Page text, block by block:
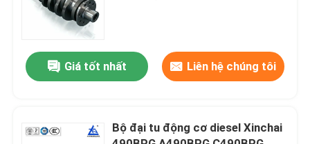
Liên hệ với chúng tôi
Yêu cầu báo giá
Bộ sưu tập khối động cơ và phụ kiện
Giá tốt nhất Liên hệ chúng tôi
Bộ đại tu động cơ diesel Xinchai